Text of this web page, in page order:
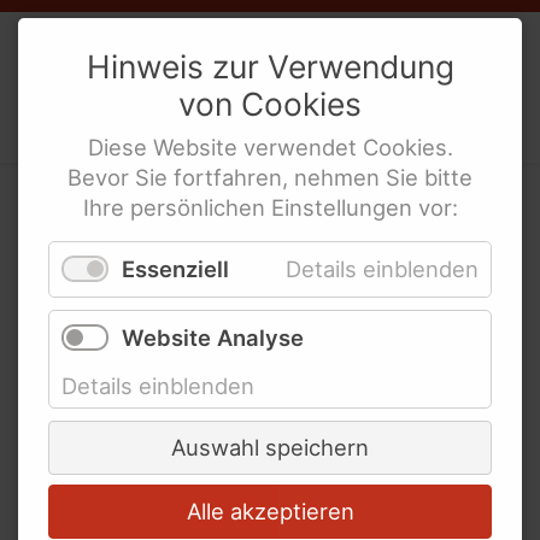
Unsere Projekte
Unser Team
Mitgliedschaften
Social Media Netiquette
Erklärung zur Barrierefreiheit
Links und Adressen
Netzwerke und
Koordinierungsstellen für
behinderte Frauen
Links für Lesben und LSBTIQ* mit
Behinderung
Weibernetze.V.
Politische Interes­sen­ver­tre­tung
behinderte Frauen
Herzlichen Glückwunsch
Hinweis zur Verwendung
von Cookies
Diese Website verwendet Cookies.
Bevor Sie fortfahren, nehmen Sie bitte
Ihre persönlichen Einstellungen vor:
Essenziell Details einblenden
Website Analyse
Details einblenden
Auswahl speichern
Alle akzeptieren